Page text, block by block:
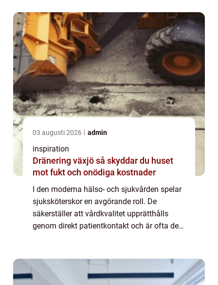
03 augusti 2026 admin
inspiration
Dränering växjö så skyddar du huset
mot fukt och onödiga kostnader
I den moderna hälso- och sjukvården spelar
sjuksköterskor en avgörande roll. De
säkerställer att vårdkvalitet upprätthålls
genom direkt patientkontakt och är ofta den